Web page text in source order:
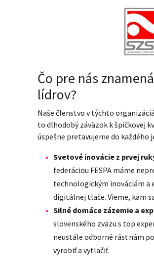
Čo pre nás
lídrov?
Naše členstvo v týchto
to dlhodobý záväzok k špičkovej
úspešne pretavujeme do
Svetové inovácie z prvej
federáciou FESPA máme
technologickým inováciám
digitálnej tlače. Vieme, kam
Silné domáce zázemie a
slovenského zväzu s top
neustále odborné rásť nám
vyrobiť a vytlačiť.